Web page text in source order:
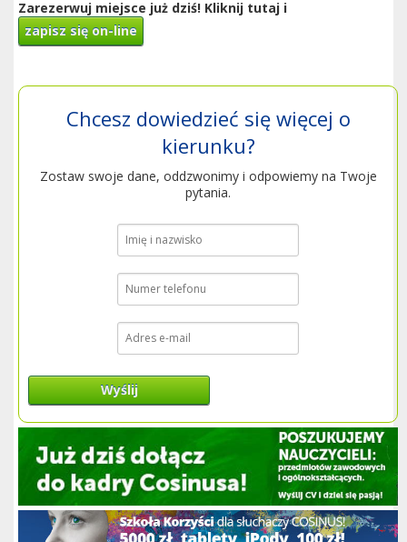
Zarezerwuj miejsce już dziś! Kliknij tutaj i
zapisz się on-line
Chcesz dowiedzieć się więcej o
kierunku?
Zostaw swoje dane, oddzwonimy i odpowiemy na Twoje
pytania.
Wyślij